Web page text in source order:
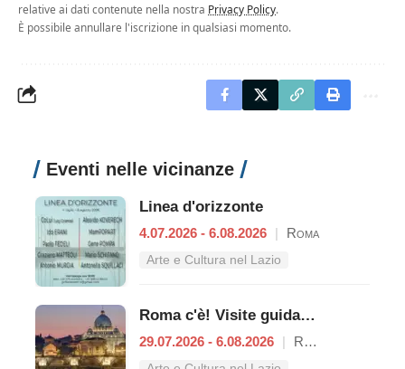
relative ai dati contenute nella nostra Privacy Policy.
È possibile annullare l'iscrizione in qualsiasi momento.
Eventi nelle vicinanze
Linea d'orizzonte
4.07.2026 - 6.08.2026 | Roma
Arte e Cultura nel Lazio
Roma c'è! Visite guidate (anche per bambini) dal 29 luglio al 6 agosto 2026
29.07.2026 - 6.08.2026 | Roma